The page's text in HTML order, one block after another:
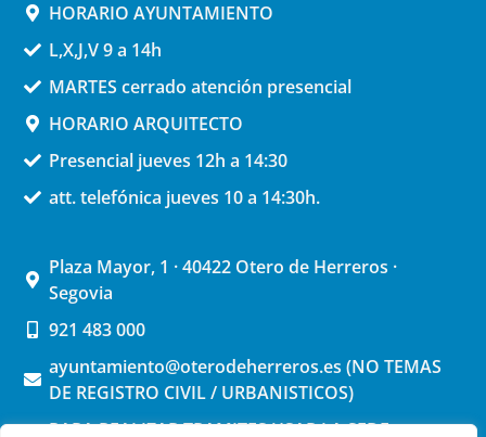
HORARIO AYUNTAMIENTO
L,X,J,V 9 a 14h
MARTES cerrado atención presencial
HORARIO ARQUITECTO
Presencial jueves 12h a 14:30
att. telefónica jueves 10 a 14:30h.
Plaza Mayor, 1 · 40422 Otero de Herreros ·
Segovia
921 483 000
ayuntamiento@oterodeherreros.es (NO TEMAS
DE REGISTRO CIVIL / URBANISTICOS)
PARA REALIZAR TRAMITES USAR LA SEDE